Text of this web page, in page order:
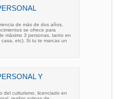
de más de dos años,
se ofrece para
máximo 3 personas, tanto en
etc). Si tu te marcas un
Y
del culturismo, licenciado en